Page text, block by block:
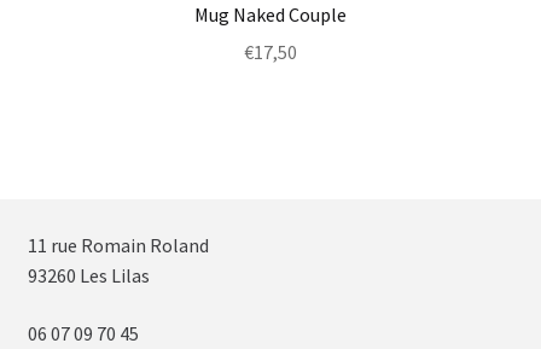
Mug Naked Couple
€17,50
11 rue Romain Roland
93260 Les Lilas
06 07 09 70 45